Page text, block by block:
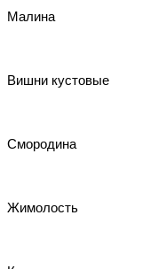
Малина
Вишни кустовые
Смородина
Жимолость